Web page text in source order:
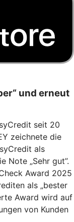
und erneut
seit 20
zeichnete die
als
Note „Sehr gut”.
Award 2025
als „bester
Award wird auf
von Kunden